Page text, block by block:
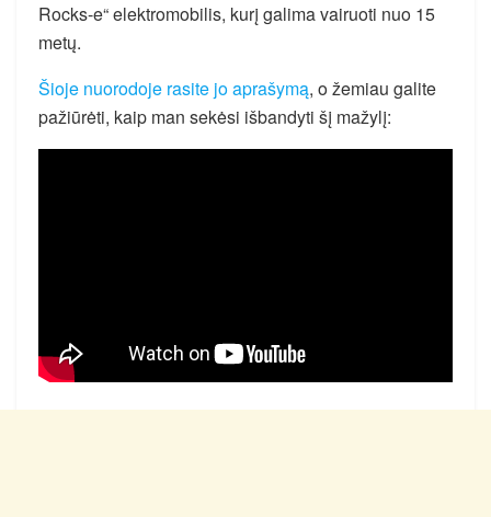
Rocks-e“ elektromobilis, kurį galima vairuoti nuo 15
metų.
Šioje nuorodoje rasite jo aprašymą, o žemiau galite
pažiūrėti, kaip man sekėsi išbandyti šį mažylį: